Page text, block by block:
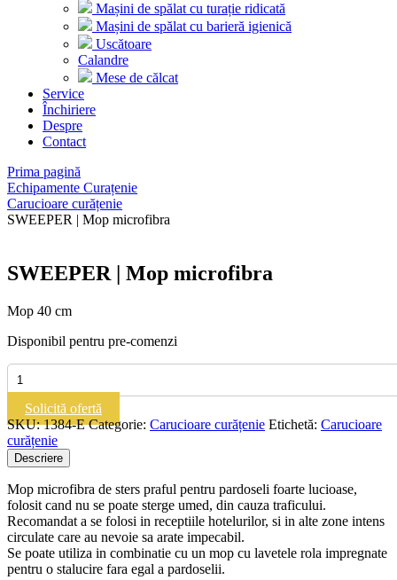
Mașini de spălat cu turație ridicată
Mașini de spălat cu barieră igienică
Uscătoare
Calandre
Mese de călcat
Service
Închiriere
Despre
Contact
Prima pagină
Echipamente Curațenie
Carucioare curățenie
SWEEPER | Mop microfibra
SWEEPER | Mop microfibra
Mop 40 cm
Disponibil pentru pre-comenzi
Cantitate
SWEEPER
Mop
microfibra
Solicită ofertă
SKU:1384-E Categorie: Carucioare curățenie Etichetă: Carucioare
curățenie
Descriere
Mop microfibra de sters praful pentru pardoseli foarte lucioase,
folosit cand nu se poate sterge umed, din cauza traficului.
Recomandat a se folosi in receptiile hotelurilor, si in alte zone intens
circulate care au nevoie sa arate impecabil.
Se poate utiliza in combinatie cu un mop cu lavetele rola impregnate
pentru o stalucire fara egal a pardoselii.